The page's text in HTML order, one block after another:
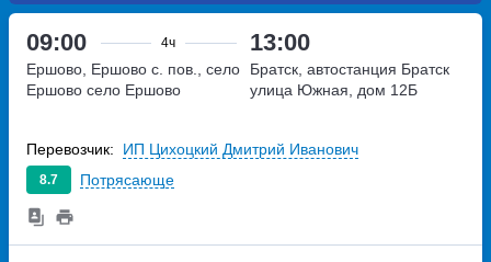
09:00 4ч 13:00
Ершово, Ершово с. пов., село
Ершово село Ершово
Братск, автостанция Братск
улица Южная, дом 12Б
8.7 Потрясающе
Перевозчик: ИП Цихоцкий Дмитрий Иванович